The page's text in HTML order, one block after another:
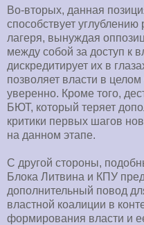
Во-вторых, данная
способствует
лагеря, вынуждая
между собой за доступ к
дискредитирует их в
позволяет власти в
уверенно. Кроме того,
БЮТ, который теряет
критики первых шагов
на данном этапе.
С другой стороны,
Блока Литвина и КПУ
дополнительный повод
властной коалиции в
формирования власти и